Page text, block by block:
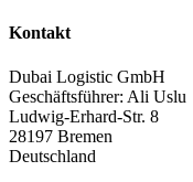
Kontakt
Dubai Logistic GmbH
Geschäftsführer: Ali Uslu
Ludwig-Erhard-Str. 8
28197 Bremen
Deutschland